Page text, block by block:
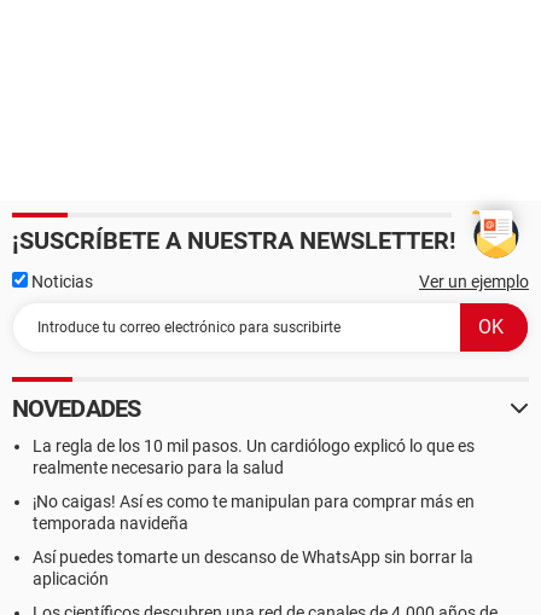
¡SUSCRÍBETE A NUESTRA NEWSLETTER!
Noticias Ver un ejemplo
NOVEDADES
La regla de los 10 mil pasos. Un cardiólogo explicó lo que es
realmente necesario para la salud
¡No caigas! Así es como te manipulan para comprar más en
temporada navideña
Así puedes tomarte un descanso de WhatsApp sin borrar la
aplicación